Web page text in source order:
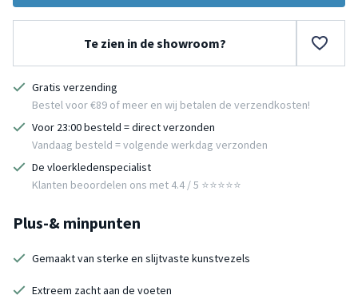
Te zien in de showroom?
Gratis verzending
Bestel voor €89 of meer en wij betalen de verzendkosten!
Voor 23:00 besteld = direct verzonden
Vandaag besteld = volgende werkdag verzonden
De vloerkledenspecialist
Klanten beoordelen ons met 4.4 / 5 ⭐⭐⭐⭐⭐
Plus-& minpunten
Gemaakt van sterke en slijtvaste kunstvezels
Extreem zacht aan de voeten